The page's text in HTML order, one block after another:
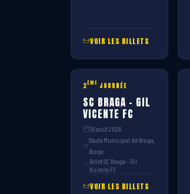
VOIR LES BILLETS
2ÈME JOURNÉE
SC BRAGA – GIL
VICENTE FC
16 août 2026
Stade Municipal de Braga,
Braga
Billet SC Braga – Gil
Vicente FC
VOIR LES BILLETS